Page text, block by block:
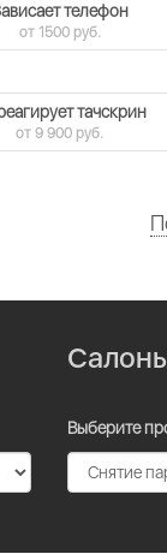
телефон
от 1500 руб.
тачскрин
от 9 900 руб.
Выберите